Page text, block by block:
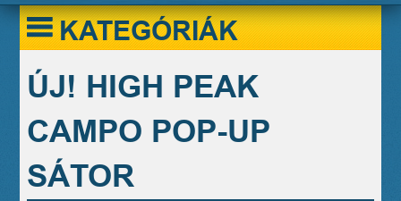
KATEGÓRIÁK
ÚJ! HIGH PEAK
CAMPO POP-UP
SÁTOR